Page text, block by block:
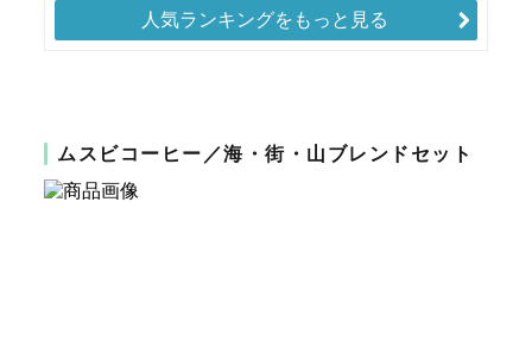
人気ランキングをもっと見る
ムスビコーヒー／海・街・山ブレンドセット